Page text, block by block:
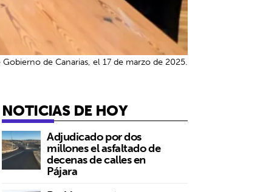
de Canarias, el 17 de marzo de 2025.
NOTICIAS DE HOY
Adjudicado por dos
millones el asfaltado de
decenas de calles en
Pájara